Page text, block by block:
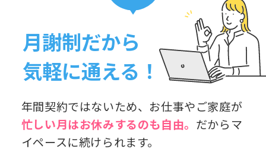
月謝制だから
気軽に通える！
年間契約ではないため、お仕事やご家庭が
忙しい月はお休みするのも自由。 だからマ
イペースに続けられます。